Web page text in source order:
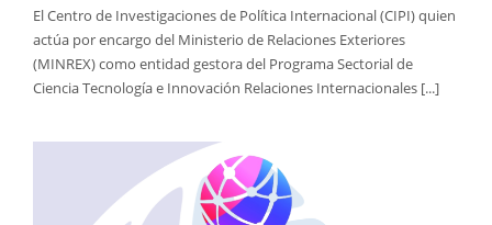
El Centro de Investigaciones de Política Internacional (CIPI) quien
actúa por encargo del Ministerio de Relaciones Exteriores
(MINREX) como entidad gestora del Programa Sectorial de
Ciencia Tecnología e Innovación Relaciones Internacionales [...]